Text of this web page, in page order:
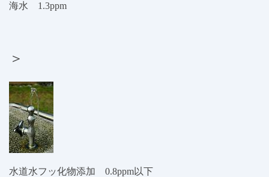
海水 1.3ppm
＞
水道水フッ化物添加 0.8ppm以下